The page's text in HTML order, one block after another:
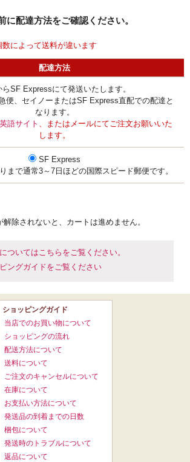
に配達方法をご確認ください。
によって送料が違います
配達方法
らSF Expressにて発送いたします。
便、セイノーまたはSF Express直配での配達と
なります。
英語サイト
、またはメールにてご注文お願いいた
します。
SF Express
まで通常3～7日ほどの国際スピード郵便です。
除されないと、カートは進めません。
ついてはこちらをご覧ください。
ングガイドをご覧ください
ショッピングガイド
当店でのお買い物について
ショッピングの流れ
配送方法について
送料について
ご注文のキャンセルについて
在庫について
お支払い方法について
発送品の到着までの日数
梱包について
発送時のトラブルについて
返品について